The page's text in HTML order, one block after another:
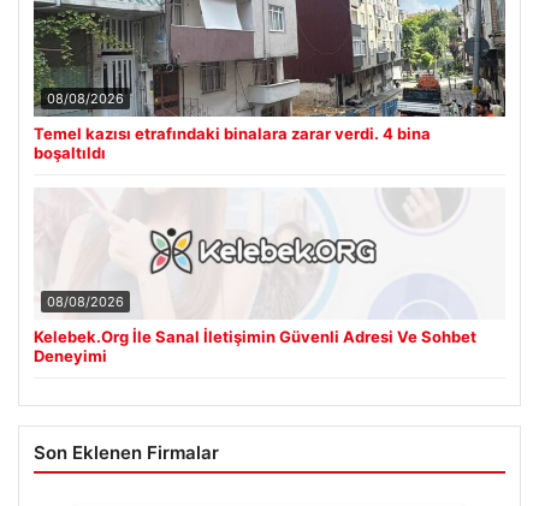
08/08/2026
Temel kazısı etrafındaki binalara zarar verdi. 4 bina
boşaltıldı
08/08/2026
Kelebek.Org İle Sanal İletişimin Güvenli Adresi Ve Sohbet
Deneyimi
Son Eklenen Firmalar